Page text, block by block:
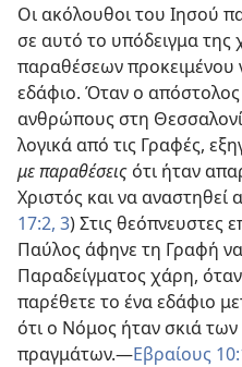
Οι ακόλουθοι του Ιησού
σε αυτό το υπόδειγμα
παραθέσεων προκειμένου
εδάφιο. Όταν ο
ανθρώπους στη
λογικά από τις Γραφές,
με παραθέσεις ότι ήταν
Χριστός και να αναστηθεί
17:2, 3) Στις θεόπνευστες
Παύλος άφηνε τη Γραφή
Παραδείγματος χάρη,
παρέθετε το ένα εδάφιο
ότι ο Νόμος ήταν σκιά
πραγμάτων.—Εβραίους